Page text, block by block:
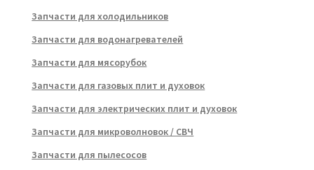
Запчасти для холодильников
Запчасти для водонагревателей
Запчасти для мясорубок
Запчасти для газовых плит и духовок
Запчасти для электрических плит и духовок
Запчасти для микроволновок / СВЧ
Запчасти для пылесосов